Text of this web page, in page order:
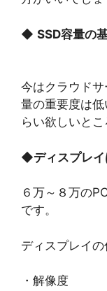
◆ SSD容量の
今はクラウド
量の重要度は低
らい欲しいとこ
◆ディスプレ
６万～８万の
です。
ディスプレイ
・解像度